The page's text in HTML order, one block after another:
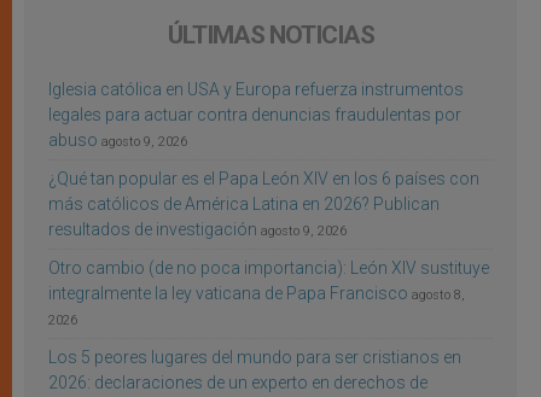
ÚLTIMAS NOTICIAS
Iglesia católica en USA y Europa refuerza instrumentos
legales para actuar contra denuncias fraudulentas por
abuso agosto 9, 2026
¿Qué tan popular es el Papa León XIV en los 6 países con
más católicos de América Latina en 2026? Publican
resultados de investigación agosto 9, 2026
Otro cambio (de no poca importancia): León XIV sustituye
integralmente la ley vaticana de Papa Francisco agosto 8,
2026
Los 5 peores lugares del mundo para ser cristianos en
2026: declaraciones de un experto en derechos de